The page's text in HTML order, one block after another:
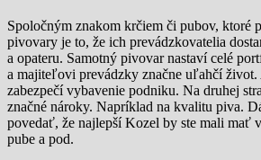
Spoločným znakom krčiem či pubov, ktoré
pivovary je to, že ich prevádzkovatelia
a opateru. Samotný pivovar nastaví celé
a majiteľovi prevádzky značne uľahčí
zabezpečí vybavenie podniku. Na druhej
značné nároky. Napríklad na kvalitu piva.
povedať, že najlepší Kozel by ste mali mať
pube a pod.